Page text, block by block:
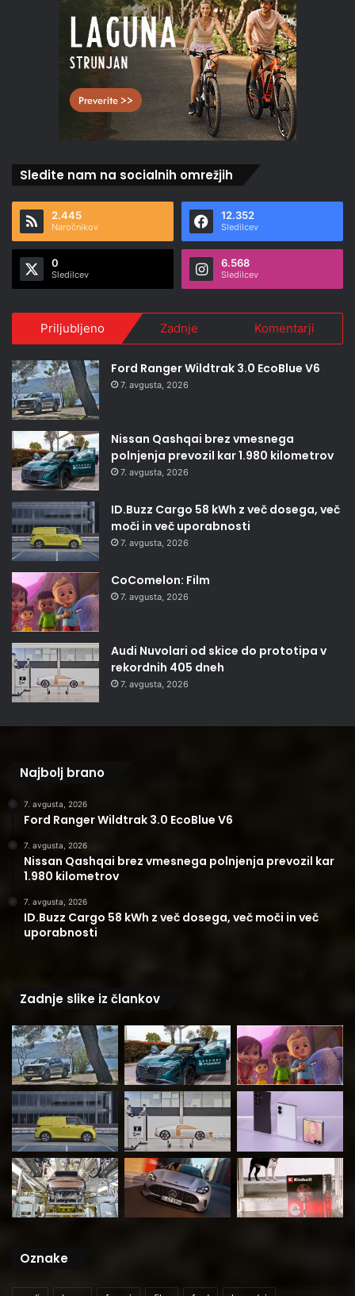
Sledite nam na socialnih omrežjih
2.445
Naročnikov
12.352
Sledilcev
0
Sledilcev
6.568
Sledilcev
Priljubljeno Zadnje Komentarji
Ford Ranger Wildtrak 3.0 EcoBlue V6
7. avgusta, 2026
Nissan Qashqai brez vmesnega
polnjenja prevozil kar 1.980 kilometrov
7. avgusta, 2026
ID.Buzz Cargo 58 kWh z več dosega, več
moči in več uporabnosti
7. avgusta, 2026
CoComelon: Film
7. avgusta, 2026
Audi Nuvolari od skice do prototipa v
rekordnih 405 dneh
7. avgusta, 2026
Najbolj brano
7. avgusta, 2026
Ford Ranger Wildtrak 3.0 EcoBlue V6
7. avgusta, 2026
Nissan Qashqai brez vmesnega polnjenja prevozil kar
1.980 kilometrov
7. avgusta, 2026
ID.Buzz Cargo 58 kWh z več dosega, več moči in več
uporabnosti
Zadnje slike iz člankov
Oznake